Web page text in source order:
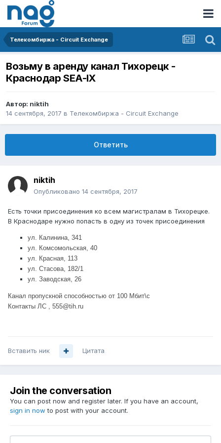
Телекомбиржа - Circuit Exchange
Возьму в аренду канал Тихорецк -
Краснодар SEA-IX
Автор: niktih
14 сентября, 2017 в Телекомбиржа - Circuit Exchange
Ответить
niktih
Опубликовано 14 сентября, 2017
Есть точки присоединения ко всем магистралам в Тихорецке.
В Краснодаре нужно попасть в одну из точек присоединения
ул. Калинина, 341
ул. Комсомольская, 40
ул. Красная, 113
ул. Стасова, 182/1
ул. Заводская, 26
Канал пропускной способностью от 100 Мбит\с
Контакты ЛС , 555@tih.ru
Вставить ник Цитата
Join the conversation
You can post now and register later. If you have an account,
sign in now to post with your account.